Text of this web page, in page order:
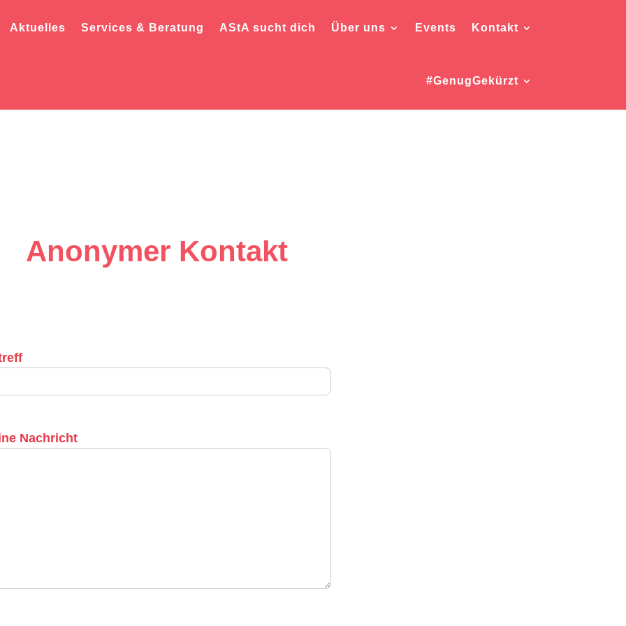
Aktuelles Services & Beratung AStA sucht dich Über uns Events Kontakt
#GenugGekürzt
Anonymer Kontakt
Nachricht